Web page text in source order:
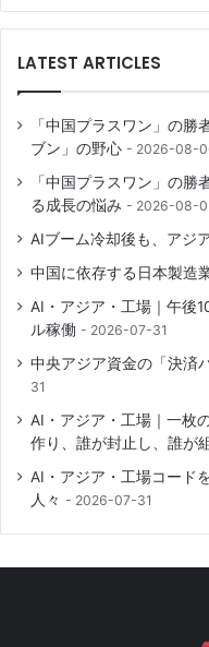
LATEST ARTICLES
「中国プラスワン」の
ブン」の野心
2026-08-
「中国プラスワン」の勝
る成長の悩み
2026-08-
AIブーム冷却後も、アジ
中国に依存する日本製造
AI・アジア・工場｜午後
ル稼働
2026-07-31
中央アジア資金の「決
31
AI・アジア・工場｜一
作り、誰が封止し、誰が
AI・アジア・工場コード
人々
2026-07-31